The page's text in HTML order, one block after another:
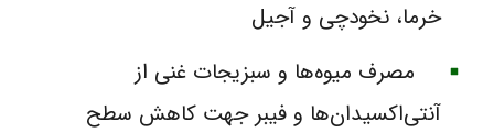
خرما، نخودچی و آجیل
مصرف میوه‌ها و سبزیجات غنی از
آنتی‌اکسیدان‌ها و فیبر جهت کاهش سطح